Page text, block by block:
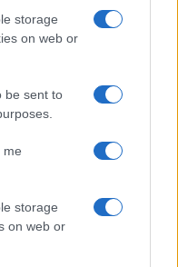
storage
on web or
be sent to
me
storage
on web or